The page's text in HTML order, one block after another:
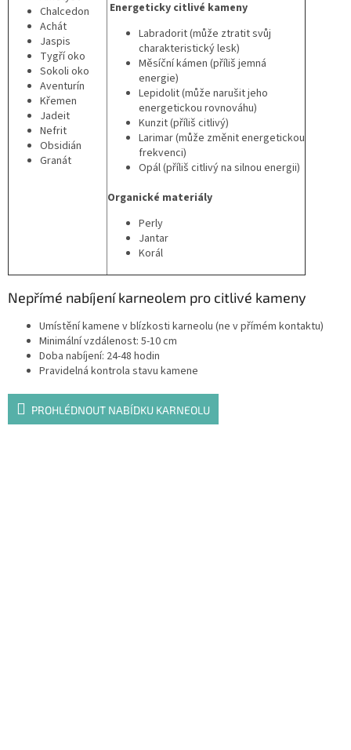
Chalcedon
Achát
Jaspis
Tygří oko
Sokoli oko
Aventurín
Křemen
Jadeit
Nefrit
Obsidián
Granát
Energeticky citlivé kameny
Labradorit (může ztratit svůj
charakteristický lesk)
Měsíční kámen (příliš jemná
energie)
Lepidolit (může narušit jeho
energetickou rovnováhu)
Kunzit (příliš citlivý)
Larimar (může změnit energetickou
frekvenci)
Opál (příliš citlivý na silnou energii)
Organické materiály
Perly
Jantar
Korál
Nepřímé nabíjení karneolem pro citlivé kameny
Umístění kamene v blízkosti karneolu (ne v přímém kontaktu)
Minimální vzdálenost: 5-10 cm
Doba nabíjení: 24-48 hodin
Pravidelná kontrola stavu kamene
PROHLÉDNOUT NABÍDKU KARNEOLU